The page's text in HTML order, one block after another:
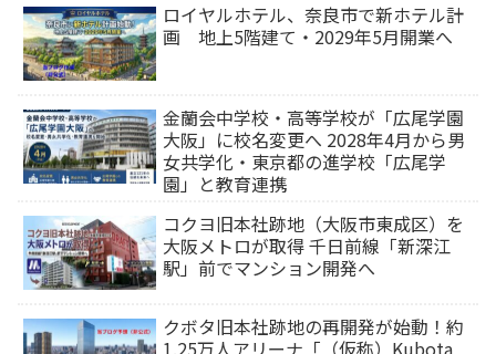
ロイヤルホテル、奈良市で新ホテル計
画 地上5階建て・2029年5月開業へ
金蘭会中学校・高等学校が「広尾学園
大阪」に校名変更へ 2028年4月から男
女共学化・東京都の進学校「広尾学
園」と教育連携
コクヨ旧本社跡地（大阪市東成区）を
大阪メトロが取得 千日前線「新深江
駅」前でマンション開発へ
クボタ旧本社跡地の再開発が始動！約
1.25万人アリーナ「（仮称）Kubota